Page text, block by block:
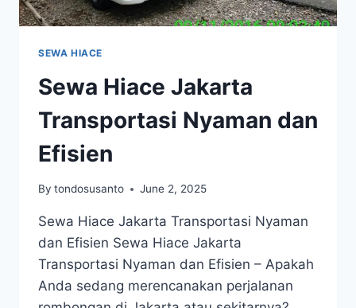
SEWA HIACE
Sewa Hiace Jakarta
Transportasi Nyaman dan
Efisien
By tondosusanto June 2, 2025
Sewa Hiace Jakarta Transportasi Nyaman
dan Efisien Sewa Hiace Jakarta
Transportasi Nyaman dan Efisien – Apakah
Anda sedang merencanakan perjalanan